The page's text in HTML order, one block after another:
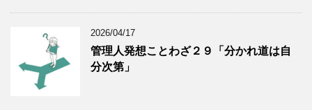
2026/04/17
管理人発想ことわざ２９「分かれ道は自
分次第」